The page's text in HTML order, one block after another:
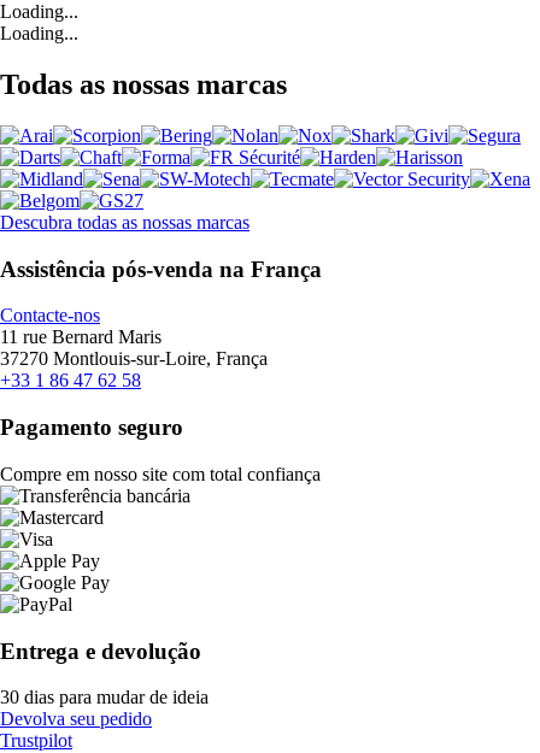
Loading...
Loading...
Todas as nossas marcas
Descubra todas as nossas marcas
Assistência pós-venda na França
Contacte-nos
11 rue Bernard Maris
37270 Montlouis-sur-Loire, França
+33 1 86 47 62 58
Pagamento seguro
Compre em nosso site com total confiança
Entrega e devolução
30 dias para mudar de ideia
Devolva seu pedido
Trustpilot